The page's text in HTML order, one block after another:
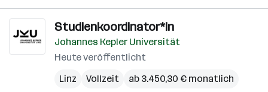
Studienkoordinator*in
Johannes Kepler Universität
Heute veröffentlicht
Linz
Vollzeit ab 3.450,30 € monatlich